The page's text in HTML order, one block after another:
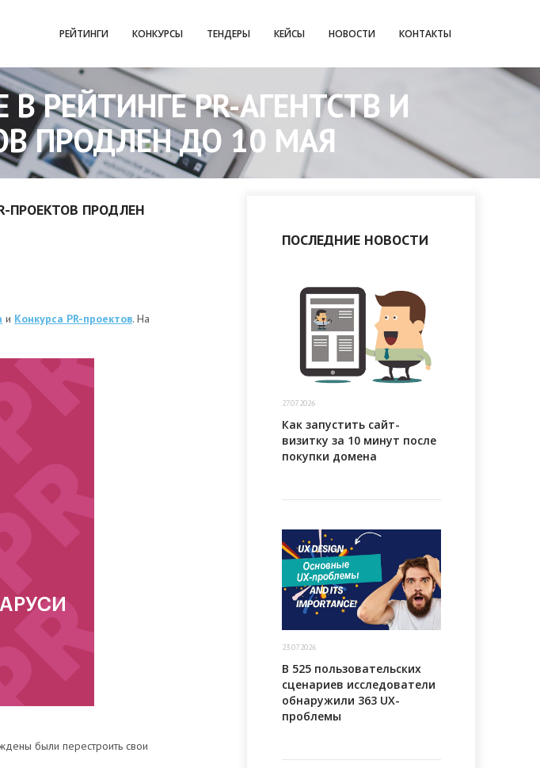
РЕЙТИНГИ КОНКУРСЫ ТЕНДЕРЫ КЕЙСЫ НОВОСТИ КОНТАКТЫ
РЕЙТИНГЕ PR-АГЕНТСТВ И
ПРОДЛЕН ДО 10 МАЯ
ПРОЕКТОВ ПРОДЛЕН
и Конкурса PR-проектов. На
были перестроить свои
ПОСЛЕДНИЕ НОВОСТИ
27.07.2026
Как запустить сайт-
визитку за 10 минут после
покупки домена
23.07.2026
В 525 пользовательских
сценариев исследователи
обнаружили 363 UX-
проблемы